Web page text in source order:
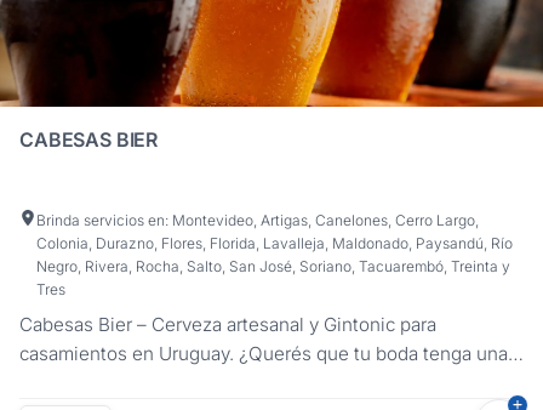
CABESAS BIER
Brinda servicios en: Montevideo, Artigas, Canelones, Cerro Largo,
Colonia, Durazno, Flores, Florida, Lavalleja, Maldonado, Paysandú, Río
Negro, Rivera, Rocha, Salto, San José, Soriano, Tacuarembó, Treinta y
Tres
Cabesas Bier – Cerveza artesanal y Gintonic para
casamientos en Uruguay. ¿Querés que tu boda tenga una